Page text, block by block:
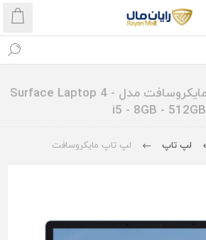
لپ تاپ 13.5 اینچی مایکروسافت مدل Surface Laptop 4 -
i5 - 8GB - 512GB
لپ تاپ لپ تاپ مایکروسافت